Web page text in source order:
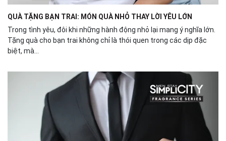
QUÀ TẶNG BẠN TRAI: MÓN QUÀ NHỎ THAY LỜI YÊU LỚN
Trong tình yêu, đôi khi những hành động nhỏ lại mang ý nghĩa lớn.
Tặng quà cho bạn trai không chỉ là thói quen trong các dịp đặc
biệt, mà...